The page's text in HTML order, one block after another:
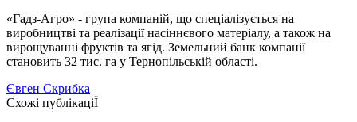
«Гадз-Агро» - група компаній, що спеціалізується на
виробництві та реалізації насіннєвого матеріалу, а також на
вирощуванні фруктів та ягід. Земельний банк компанії
становить 32 тис. га у Тернопільській області.
Євген Скрибка
Схожі публікаціЇ